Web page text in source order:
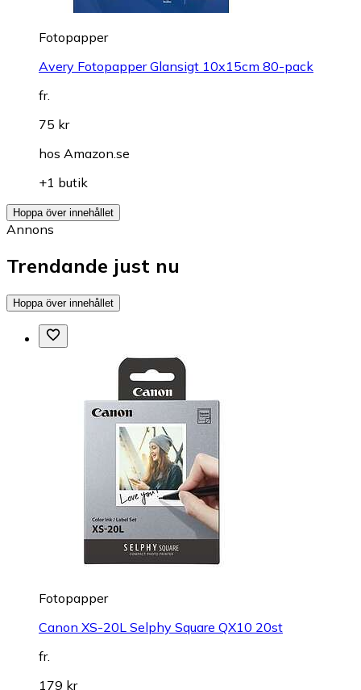
Fotopapper
Avery Fotopapper Glansigt 10x15cm 80-pack
fr.
75 kr
hos Amazon.se
+1 butik
Hoppa över innehållet
Annons
Trendande just nu
Hoppa över innehållet
Fotopapper
Canon XS-20L Selphy Square QX10 20st
fr.
179 kr